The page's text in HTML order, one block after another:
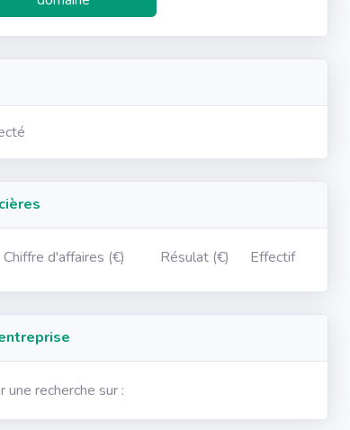
Chiffre d'affaires (€) Résulat (€) Effectif
une recherche sur :